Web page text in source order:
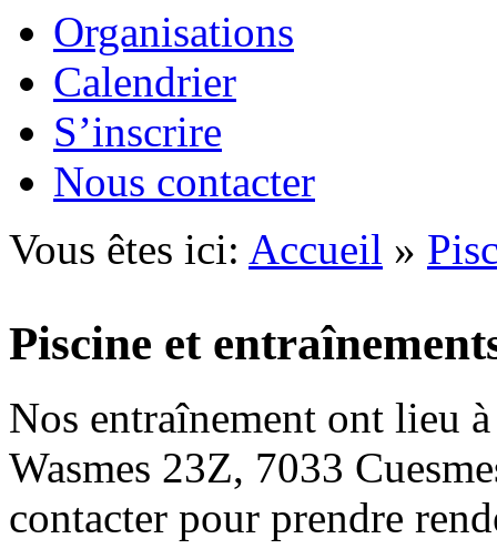
Organisations
Calendrier
S’inscrire
Nous contacter
Vous êtes ici: Accueil »
Piscine et
Nos entraînement ont lieu
Wasmes 23Z, 7033
contacter pour prendre